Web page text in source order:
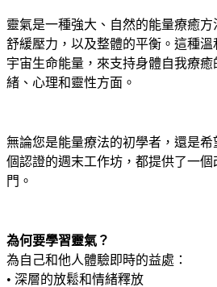
靈氣是一種強大、自然的能量療癒方
舒緩壓力，以及整體的平衡。這種
宇宙生命能量，來支持身體自我療
緒、心理和靈性方面。
無論您是能量療法的初學者，還是
個認證的週末工作坊，都提供了一個
門。
為何要學習靈氣？
為自己和他人體驗即時的益處：
• 深層的放鬆和情緒釋放